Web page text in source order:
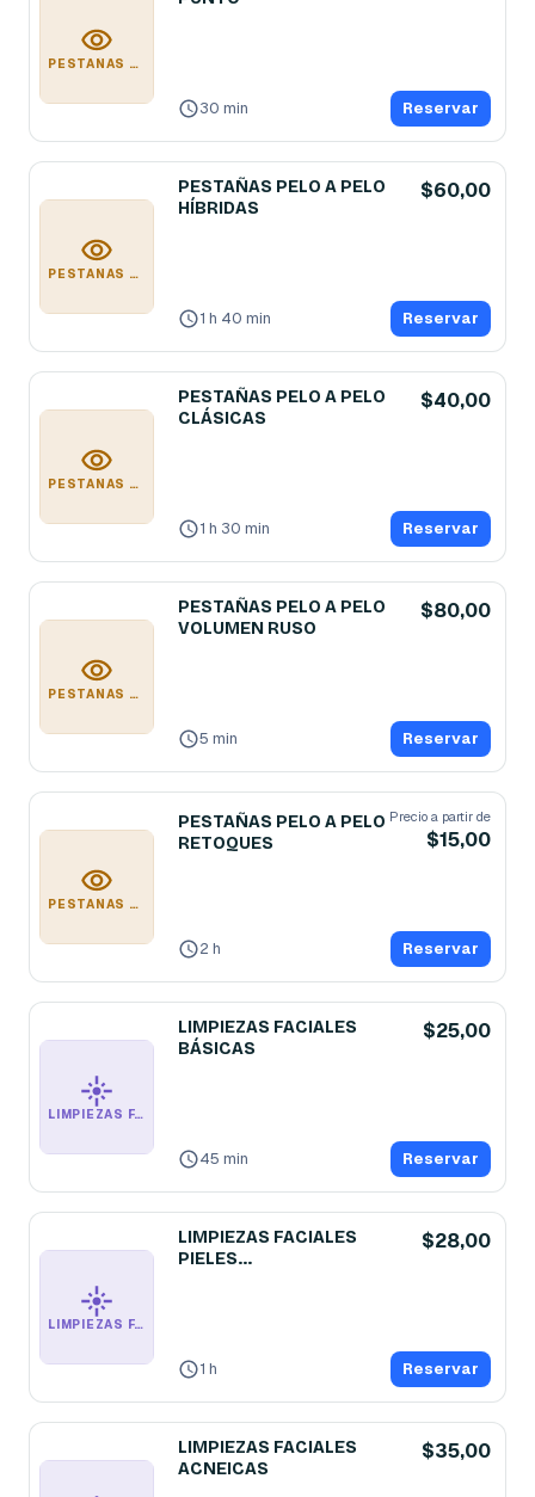
PESTAÑAS PUNTO POR PUNTO
30 min Reservar
PESTAÑAS PELO A PELO HÍBRIDAS
PESTAÑAS PELO A PELO
HÍBRIDAS
$60,00
1 h 40 min Reservar
PESTAÑAS PELO A PELO CLÁSICAS
PESTAÑAS PELO A PELO
CLÁSICAS
$40,00
1 h 30 min Reservar
PESTAÑAS PELO A PELO VOLUMEN RUSO
PESTAÑAS PELO A PELO
VOLUMEN RUSO
$80,00
5 min Reservar
PESTAÑAS PELO A PELO RETOQUES
PESTAÑAS PELO A PELO
RETOQUES
Precio a partir de
$15,00
2 h Reservar
LIMPIEZAS FACIALES BÁSICAS
LIMPIEZAS FACIALES
BÁSICAS
$25,00
45 min Reservar
LIMPIEZAS FACIALES PIELES MADURAS/SENSIBLES
LIMPIEZAS FACIALES
PIELES
$28,00
1 h Reservar
LIMPIEZAS FACIALES
ACNEICAS
$35,00